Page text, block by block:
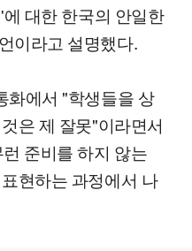
대한 한국의 안일한
이라고 설명했다.
화에서 "학생들을 상
은 제 잘못"이라면서
준비를 하지 않는
현하는 과정에서 나